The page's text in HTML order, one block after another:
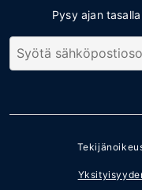
Pysy ajan